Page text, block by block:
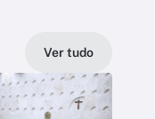
Ver tudo